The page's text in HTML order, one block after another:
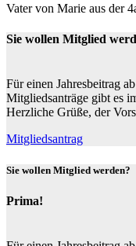
Vater von Marie aus der
Sie wollen Mitglied
Für einen Jahresbeitrag
Mitgliedsanträge gibt es
Herzliche Grüße, der
Mitgliedsantrag
Sie wollen Mitglied werden?
Prima!